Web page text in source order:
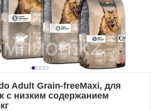
Adult Grain-freeMaxi, для
с низким содержанием